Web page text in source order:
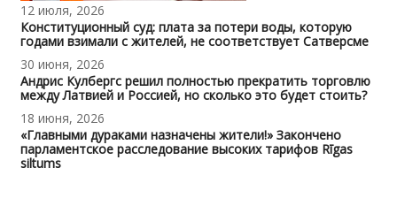
12 июля, 2026
Конституционный суд: плата за потери воды, которую
годами взимали с жителей, не соответствует Сатверсме
30 июня, 2026
Андрис Кулбергс решил полностью прекратить торговлю
между Латвией и Россией, но сколько это будет стоить?
18 июня, 2026
«Главными дураками назначены жители!» Закончено
парламентское расследование высоких тарифов Rīgas
siltums